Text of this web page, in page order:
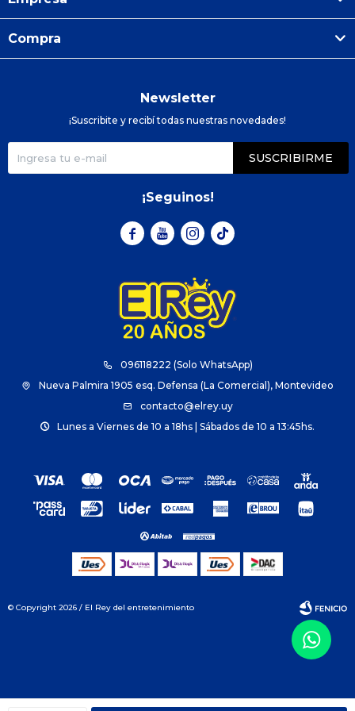
096118222 (Solo WhatsApp)
Nueva Palmira 1905 esq. Defensa (La Comercial), Montevideo
contacto@elrey.uy
Lunes a Viernes de 10 a 18hs | Sábados de 10 a 13:45hs.
Compra
Newsletter
¡Suscribite y recibí todas nuestras novedades!
SUSCRIBIRME
¡Seguinos!
  
© Copyright 2026 / El Rey del entretenimiento